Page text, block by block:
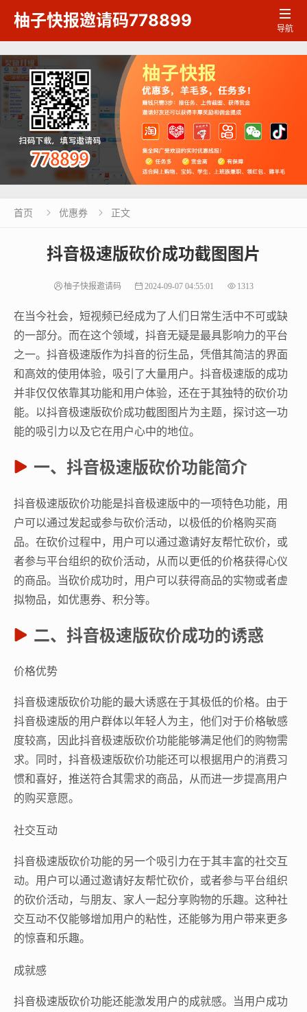
柚子快报邀请码778899 
导航
首页  优惠券  正文
抖音极速版砍价成功截图图片
柚子快报邀请码 2024-09-07 04:55:01 1313
在当今社会，短视频已经成为了人们日常生活中不可或缺
的一部分。而在这个领域，抖音无疑是最具影响力的平台
之一。抖音极速版作为抖音的衍生品，凭借其简洁的界面
和高效的使用体验，吸引了大量用户。抖音极速版的成功
并非仅仅依靠其功能和用户体验，还在于其独特的砍价功
能。以抖音极速版砍价成功截图图片为主题，探讨这一功
能的吸引力以及它在用户心中的地位。
一、抖音极速版砍价功能简介
抖音极速版砍价功能是抖音极速版中的一项特色功能，用
户可以通过发起或参与砍价活动，以极低的价格购买商
品。在砍价过程中，用户可以通过邀请好友帮忙砍价，或
者参与平台组织的砍价活动，从而以更低的价格获得心仪
的商品。当砍价成功时，用户可以获得商品的实物或者虚
拟物品，如优惠券、积分等。
二、抖音极速版砍价成功的诱惑
价格优势
抖音极速版砍价功能的最大诱惑在于其极低的价格。由于
抖音极速版的用户群体以年轻人为主，他们对于价格敏感
度较高，因此抖音极速版砍价功能能够满足他们的购物需
求。同时，抖音极速版砍价功能还可以根据用户的消费习
惯和喜好，推送符合其需求的商品，从而进一步提高用户
的购买意愿。
社交互动
抖音极速版砍价功能的另一个吸引力在于其丰富的社交互
动。用户可以通过邀请好友帮忙砍价，或者参与平台组织
的砍价活动，与朋友、家人一起分享购物的乐趣。这种社
交互动不仅能够增加用户的粘性，还能够为用户带来更多
的惊喜和乐趣。
成就感
抖音极速版砍价功能还能激发用户的成就感。当用户成功